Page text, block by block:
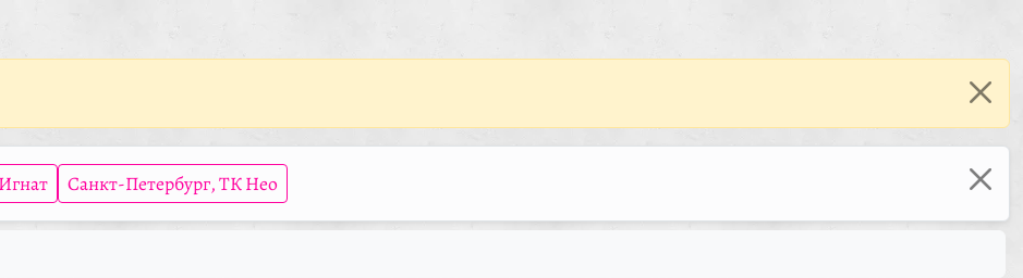
Санкт-Петербург, ТК Нео